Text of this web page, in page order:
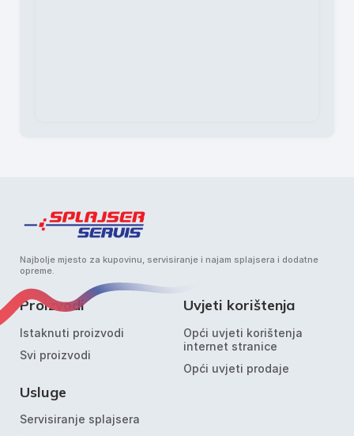
Najbolje mjesto za kupovinu, servisiranje i najam splajsera i dodatne
opreme.
Proizvodi
Istaknuti proizvodi
Svi proizvodi
Usluge
Servisiranje splajsera
Uvjeti korištenja
Opći uvjeti korištenja
internet stranice
Opći uvjeti prodaje